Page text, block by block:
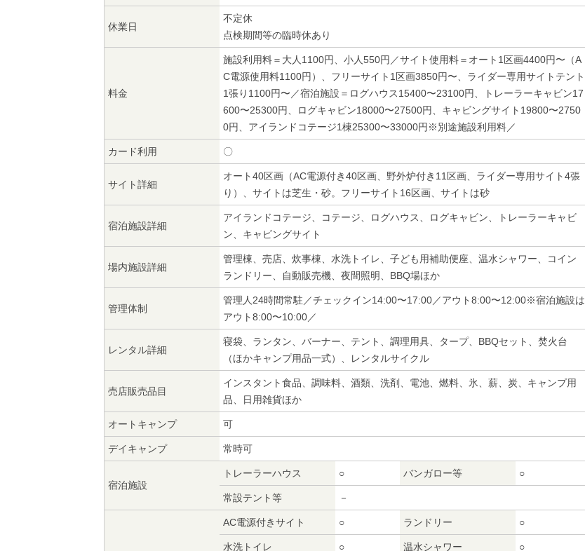
休業日
不定休
点検期間等の臨時休あり
料金
施設利用料＝大人1100円、小人550円／サイト使用料＝オート1区画4400円〜（A
C電源使用料1100円）、フリーサイト1区画3850円〜、ライダー専用サイトテント
1張り1100円〜／宿泊施設＝ログハウス15400〜23100円、トレーラーキャビン17
600〜25300円、ログキャビン18000〜27500円、キャビングサイト19800〜2750
0円、アイランドコテージ1棟25300〜33000円※別途施設利用料／
カード利用 〇
サイト詳細
オート40区画（AC電源付き40区画、野外炉付き11区画、ライダー専用サイト4張
り）、サイトは芝生・砂。フリーサイト16区画、サイトは砂
宿泊施設詳細
アイランドコテージ、コテージ、ログハウス、ログキャビン、トレーラーキャビ
ン、キャビングサイト
場内施設詳細
管理棟、売店、炊事棟、水洗トイレ、子ども用補助便座、温水シャワー、コイン
ランドリー、自動販売機、夜間照明、BBQ場ほか
管理体制
管理人24時間常駐／チェックイン14:00〜17:00／アウト8:00〜12:00※宿泊施設は
アウト8:00〜10:00／
レンタル詳細
寝袋、ランタン、バーナー、テント、調理用具、タープ、BBQセット、焚火台
（ほかキャンプ用品一式）、レンタルサイクル
売店販売品目
インスタント食品、調味料、酒類、洗剤、電池、燃料、氷、薪、炭、キャンプ用
品、日用雑貨ほか
オートキャンプ 可
デイキャンプ 常時可
宿泊施設
トレーラーハウス ○ バンガロー等 ○
常設テント等 －
AC電源付きサイト ○ ランドリー ○
水洗トイレ ○ 温水シャワー ○